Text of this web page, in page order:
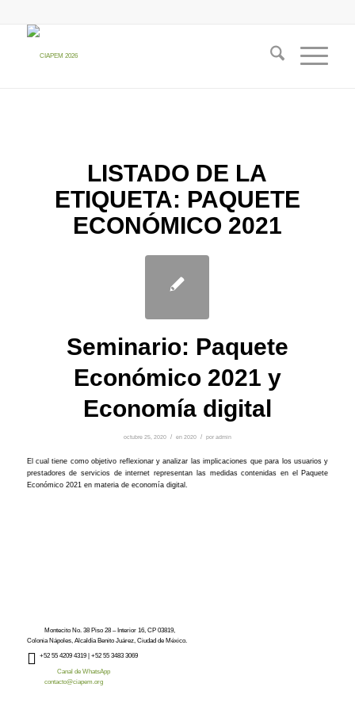
LISTADO DE LA
ETIQUETA: PAQUETE
ECONÓMICO 2021
Seminario: Paquete
Económico 2021 y
Economía digital
octubre 25, 2020 / en 2020 / por admin
El cual tiene como objetivo reflexionar y analizar las implicaciones que para los usuarios y
prestadores de servicios de internet representan las medidas contenidas en el Paquete
Económico 2021 en materia de economía digital.
Montecito No. 38 Piso 28 – Interior 16, CP 03819,
Colonia Nápoles, Alcaldía Benito Juárez, Ciudad de México.
+52 55 4209 4319 | +52 55 3483 3069
Canal de WhatsApp
contacto@ciapem.org